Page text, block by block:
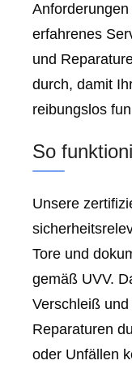
erfahrenes
und
durch, damit
reibungslos
So
Unsere
Tore und
gemäß UVV.
Verschleiß
Reparaturen
oder Unfällen